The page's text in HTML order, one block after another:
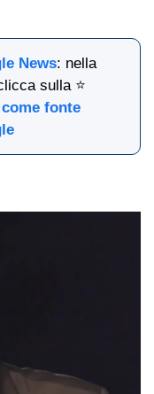
News: nella
sulla ⭐
fonte